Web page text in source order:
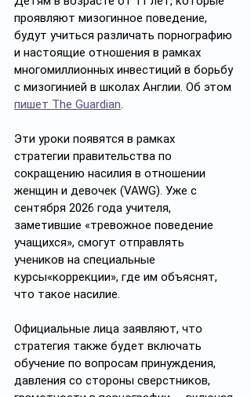
проявляют мизогинное поведение,
будут учиться различать порнографию
и настоящие отношения в рамках
многомиллионных инвестиций в борьбу
с мизогинией в школах Англии. Об этом
пишет The Guardian.
Эти уроки появятся в рамках
стратегии правительства по
сокращению насилия в отношении
женщин и девочек (VAWG). Уже с
сентября 2026 года учителя,
заметившие «тревожное поведение
учащихся», смогут отправлять
учеников на специальные
курсы«коррекции», где им объяснят,
что такое насилие.
Официальные лица заявляют, что
стратегия также будет включать
обучение по вопросам принуждения,
давления со стороны сверстников,